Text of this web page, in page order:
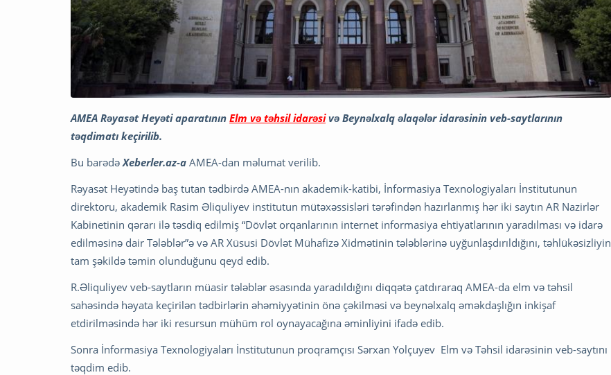
AMEA Rəyasət Heyəti aparatının Elm və təhsil idarəsivə Beynəlxalq əlaqələr idarəsinin veb-saytlarının
təqdimatı keçirilib.
Bu barədə Xeberler.az-a AMEA-dan məlumat verilib.
Rəyasət Heyətində baş tutan tədbirdə AMEA-nın akademik-katibi, İnformasiya Texnologiyaları İnstitutunun
direktoru, akademik Rasim Əliquliyev institutun mütəxəssisləri tərəfindən hazırlanmış hər iki saytın AR Nazirlər
Kabinetinin qərarı ilə təsdiq edilmiş “Dövlət orqanlarının internet informasiya ehtiyatlarının yaradılması və idarə
edilməsinə dair Tələblər”ə və AR Xüsusi Dövlət Mühafizə Xidmətinin tələblərinə uyğunlaşdırıldığını, təhlükəsizliyin
tam şəkildə təmin olunduğunu qeyd edib.
R.Əliquliyev veb-saytların müasir tələblər əsasında yaradıldığını diqqətə çatdıraraq AMEA-da elm və təhsil
sahəsində həyata keçirilən tədbirlərin əhəmiyyətinin önə çəkilməsi və beynəlxalq əməkdaşlığın inkişaf
etdirilməsində hər iki resursun mühüm rol oynayacağına əminliyini ifadə edib.
Sonra İnformasiya Texnologiyaları İnstitutunun proqramçısı Sərxan Yolçuyev Elm və Təhsil idarəsinin veb-saytını
təqdim edib.